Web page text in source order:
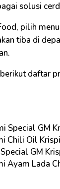
solusi
pilih
tiba di
daftar
Special GM
Chili Oil
GM
Ayam Lada